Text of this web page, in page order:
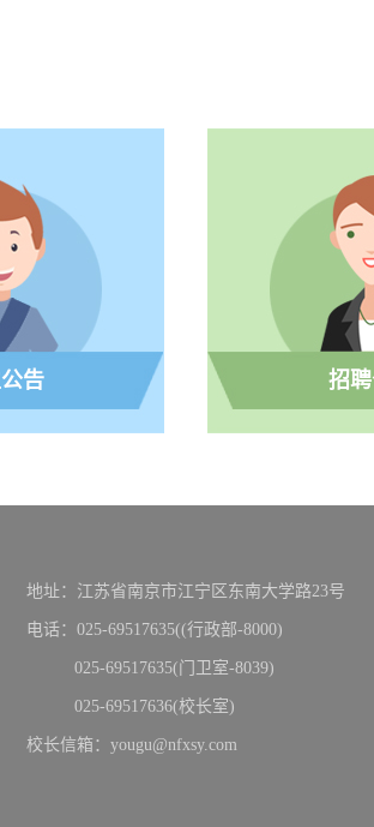
告 招
地址：江苏省南京市江宁区东南大学路23号
电话：025-69517635((行政部-8000)
025-69517635(门卫室-8039)
025-69517636(校长室)
校长信箱：yougu@nfxsy.com